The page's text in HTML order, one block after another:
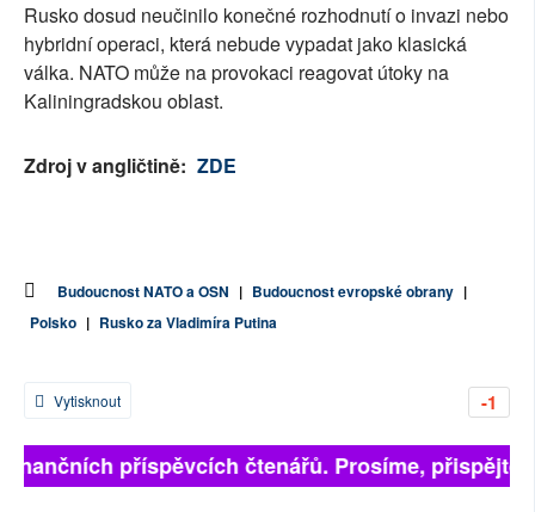
Rusko dosud neučinilo konečné rozhodnutí o invazi nebo
hybridní operaci, která nebude vypadat jako klasická
válka. NATO může na provokaci reagovat útoky na
Kaliningradskou oblast.
Zdroj v angličtině: ZDE
Budoucnost NATO a OSN | Budoucnost evropské obrany |
Polsko | Rusko za Vladimíra Putina
-1
Vytisknout
příspěvcích čtenářů. Prosíme, přispějte. ➥